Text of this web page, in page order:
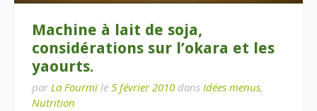
Machine à lait de soja,
considérations sur l’okara et les
yaourts.
par La Fourmi le 5 février 2010 dans Idées menus,
Nutrition